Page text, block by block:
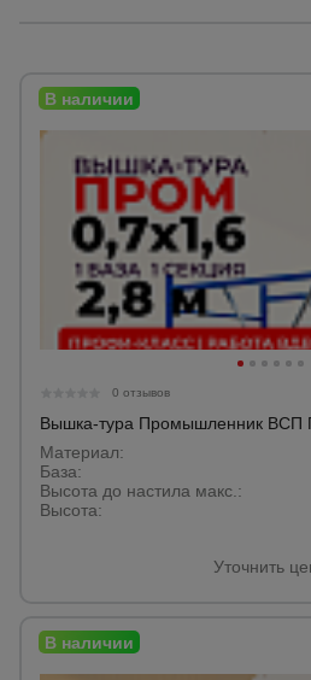
0 отзывов
Вышка-тура Промышленник ВСП
Материал:
База:
Высота до настила макс.:
Высота:
Уточнить